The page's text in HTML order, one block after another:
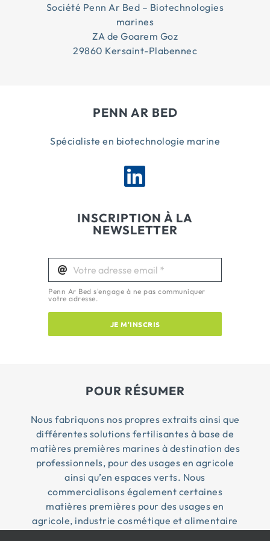
Société Penn Ar Bed – Biotechnologies
marines
ZA de Goarem Goz
29860 Kersaint-Plabennec
PENN AR BED
Spécialiste en biotechnologie marine
INSCRIPTION À LA
NEWSLETTER
Penn Ar Bed s'engage à ne pas communiquer
votre adresse.
JE M'INSCRIS
POUR RÉSUMER
Nous fabriquons nos propres extraits ainsi que
différentes solutions fertilisantes à base de
matières premières marines à destination des
professionnels, pour des usages en agricole
ainsi qu’en espaces verts. Nous
commercialisons également certaines
matières premières pour des usages en
agricole, industrie cosmétique et alimentaire